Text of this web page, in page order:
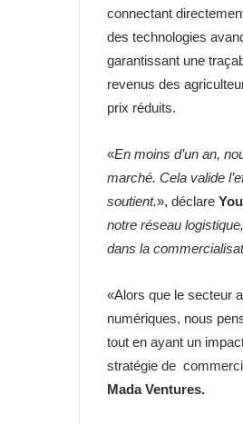
connectant
des technologies
garantissant une
revenus des
prix réduits.
«En moins d’un an,
marché. Cela valide
soutient.», déclare
notre réseau
dans la
«Alors que le secteur
numériques, nous
tout en ayant un
stratégie de
Mada Ventures.